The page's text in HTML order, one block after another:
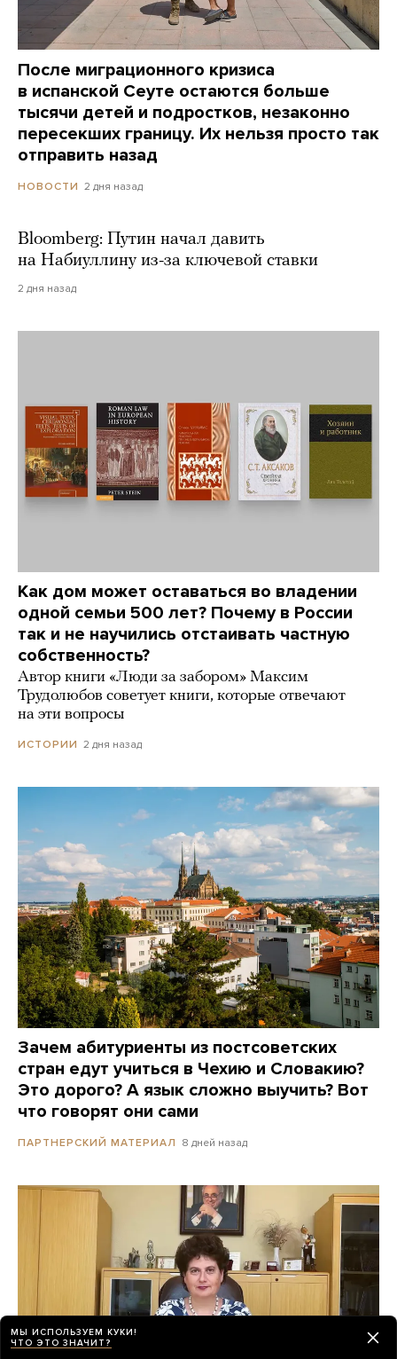
После миграционного кризиса
в испанской Сеуте остаются больше
тысячи детей и подростков, незаконно
пересекших границу. Их нельзя просто так
отправить назад
НОВОСТИ 2 дня назад
Bloomberg: Путин начал давить
на Набиуллину из-за ключевой ставки
2 дня назад
Как дом может оставаться во владении
одной семьи 500 лет? Почему в России
так и не научились отстаивать частную
собственность?
Автор книги «Люди за забором» Максим
Трудолюбов советует книги, которые отвечают
на эти вопросы
ИСТОРИИ 2 дня назад
Зачем абитуриенты из постсоветских
стран едут учиться в Чехию и Словакию?
Это дорого? А язык сложно выучить? Вот
что говорят они сами
ПАРТНЕРСКИЙ МАТЕРИАЛ 8 дней назад
МЫ ИСПОЛЬЗУЕМ КУКИ!
ЧТО ЭТО ЗНАЧИТ?